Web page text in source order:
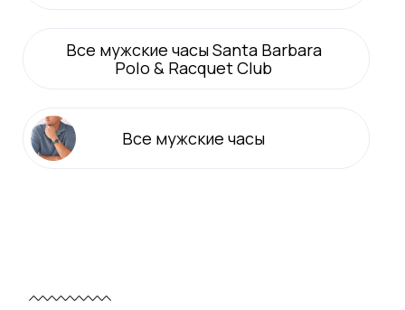
Все мужские часы Santa Barbara
Polo & Racquet Club
Все мужские часы